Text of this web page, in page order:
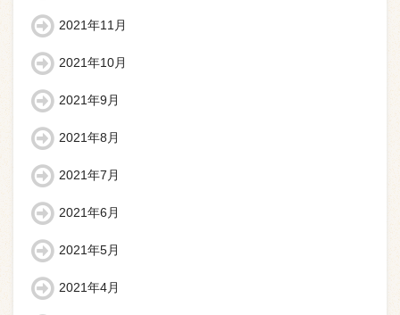
2021年11月
2021年10月
2021年9月
2021年8月
2021年7月
2021年6月
2021年5月
2021年4月